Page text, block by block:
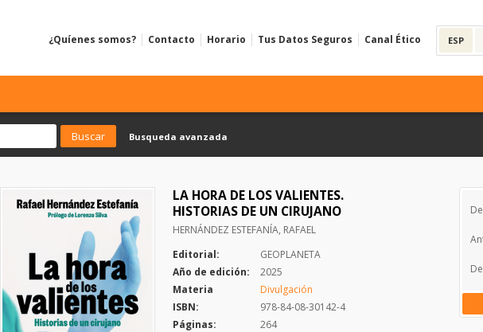
ESP
¿Quíenes somos? Contacto Horario Tus Datos Seguros Canal Ético
Busqueda avanzada
LA HORA DE LOS VALIENTES.
HISTORIAS DE UN CIRUJANO
HERNÁNDEZ ESTEFANÍA, RAFAEL
Editorial:
GEOPLANETA
Año de edición:
2025
Materia
Divulgación
ISBN:
978-84-08-30142-4
Páginas:
264